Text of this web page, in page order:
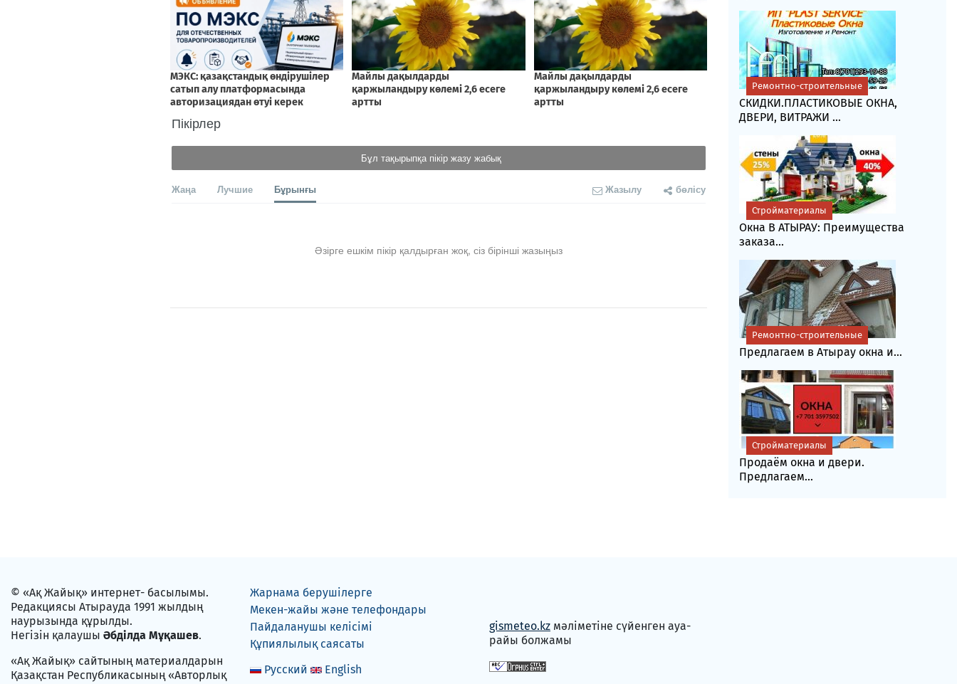
Пікірлер
Бұл тақырыпқа пікір жазу жабық
Жаңа Лучшие Бұрынғы Жазылу бөлісу
Әзірге ешкім пікір қалдырған жоқ, сіз бірінші жазыңыз
СКИДКИ.ПЛАСТИКОВЫЕ ОКНА,
ДВЕРИ, ВИТРАЖИ ...
Ремонтно-строительные
Окна В АТЫРАУ: Преимущества
заказа...
Стройматериалы
Предлагаем в Атырау окна и...
Ремонтно-строительные
Продаём окна и двери.
Предлагаем...
Стройматериалы
© «Ақ Жайық» интернет- басылымы.
Редакциясы Атырауда 1991 жылдың
наурызында құрылды.
Негізін қалаушы Әбділда Мұқашев.
«Ақ Жайық» сайтының материалдарын
Қазақстан Республикасының «Авторлық
Жарнама берушілерге
Мекен-жайы және телефондары
Пайдаланушы келісімі
Құпиялылық саясаты
Русский
English
gismeteo.kz мәліметіне сүйенген ауа-
райы болжамы